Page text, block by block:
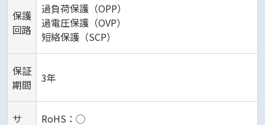
保護
回路
過負荷保護（OPP）
過電圧保護（OVP）
短絡保護（SCP）
保証
期間
3年
サ
RoHS：◯